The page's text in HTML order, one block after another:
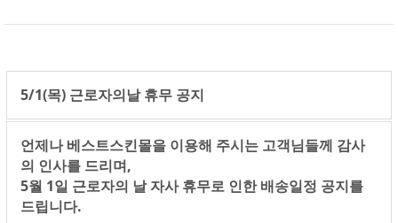
5/1(목) 근로자의날 휴무 공지
언제나 베스트스킨몰을 이용해 주시는 고객님들께 감사
의 인사를 드리며,
5월 1일 근로자의 날 자사 휴무로 인한 배송일정 공지를
드립니다.